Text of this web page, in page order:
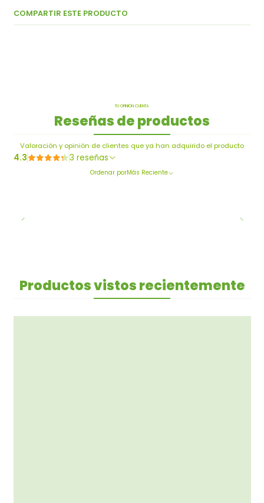
COMPARTIR ESTE PRODUCTO
TU OPINIÓN CUENTA
Reseñas de productos
Valoración y opinión de clientes que ya han adquirido el producto
4.3 3 reseñas
Ordenar porMás Reciente
Productos vistos recientemente